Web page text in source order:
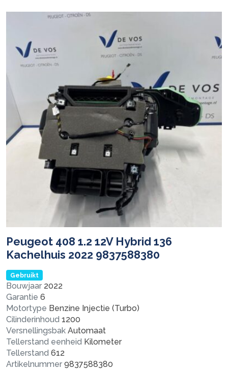
Peugeot 408 1.2 12V Hybrid 136
Kachelhuis 2022 9837588380
Gebruikt
Bouwjaar 2022
Garantie 6
Motortype Benzine Injectie (Turbo)
Cilinderinhoud 1200
Versnellingsbak Automaat
Tellerstand eenheid Kilometer
Tellerstand 612
Artikelnummer 9837588380